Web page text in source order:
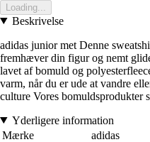
Loading...
Beskrivelse
adidas junior met Denne
fremhæver din figur og nemt
lavet af bomuld og
varm, når du er ude at vandre
culture Vores bomuldsprodukter
Yderligere information
Mærke
adidas